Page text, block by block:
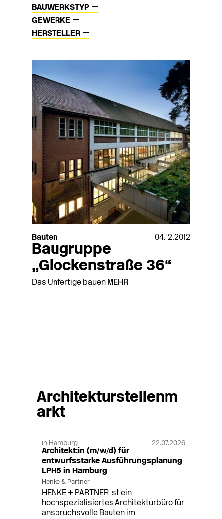
BAUWERKSTYP
GEWERKE
HERSTELLER
Bauten 04.12.2012
Baugruppe
„Glockenstraße 36“
Das Unfertige bauen MEHR
Architekturstellenm
arkt
in Hamburg 22.07.2026
Architekt:in (m/w/d) für
entwurfsstarke Ausführungsplanung
LPH5 in Hamburg
Henke & Partner
HENKE + PARTNER ist ein
hochspezialisiertes Architekturbüro für
anspruchsvolle Bauten im